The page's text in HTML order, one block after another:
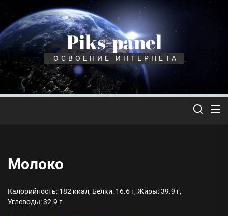
Перейти
содержимому
Piks-panel
ОСВОЕНИЕ ИНТЕРНЕТА
Молоко
Калорийность: 182 ккал, Белки: 16.6 г, Жиры: 39.9 г,
Углеводы: 32.9 г